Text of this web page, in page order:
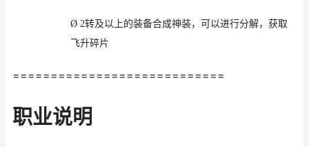
Ø 2转及以上的装备合成神装，可以进行分解，获取
飞升碎片
============================
职业说明